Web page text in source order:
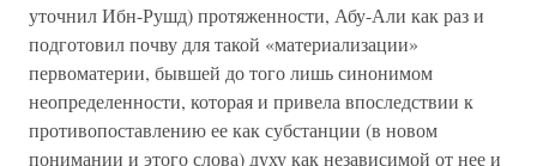
уточнил Ибн-Рушд) протяженности, Абу-Али как раз и
подготовил почву для такой «материализации»
первоматерии, бывшей до того лишь синонимом
неопределенности, которая и привела впоследствии к
противопоставлению ее как субстанции (в новом
понимании и этого слова) духу как независимой от нее и